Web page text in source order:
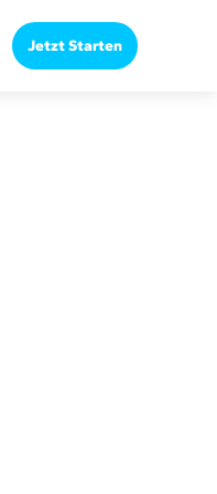
Jetzt Starten